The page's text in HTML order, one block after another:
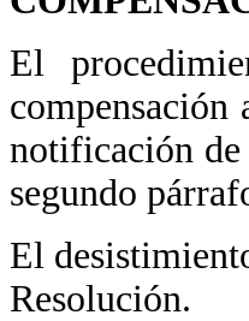
El
notificación de
segundo
El
Resolución.